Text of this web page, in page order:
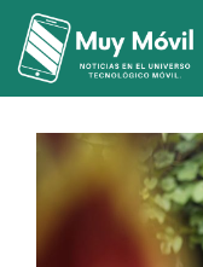
Saltar
contenido